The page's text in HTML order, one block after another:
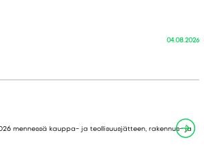
04.08.2026
mennessä kauppa- ja teollisuusjätteen, rakennus- ja